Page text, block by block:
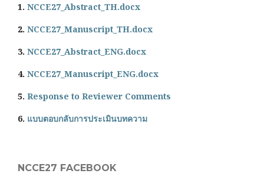
1. NCCE27_Abstract_TH.docx
2. NCCE27_Manuscript_TH.docx
3. NCCE27_Abstract_ENG.docx
4. NCCE27_Manuscript_ENG.docx
5. Response to Reviewer Comments
6. แบบตอบกลับการประเมินบทความ
NCCE27 FACEBOOK